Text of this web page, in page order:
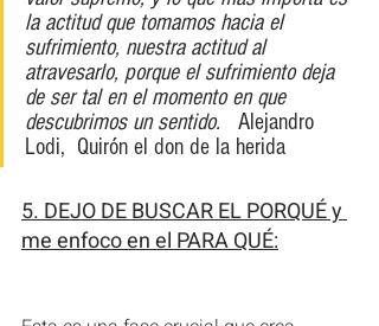
la actitud que tomamos hacia el
sufrimiento, nuestra actitud al
atravesarlo, porque el sufrimiento deja
de ser tal en el momento en que
descubrimos un sentido.
Alejandro
Lodi,  Quirón el don de la herida
5. DEJO DE BUSCAR EL PORQUÉ y
me enfoco en el PARA QUÉ: